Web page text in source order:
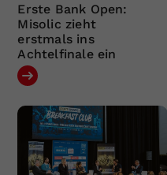
Erste Bank Open:
Misolic zieht
erstmals ins
Achtelfinale ein